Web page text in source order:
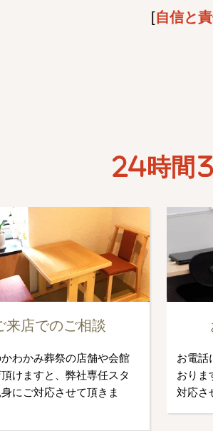
[自信と
24時間
来店でのご相談
わかみ葬祭の店舗や会館
けますと、弊社専任スタ
にご対応させて頂きま
お電話
おりま
対応さ